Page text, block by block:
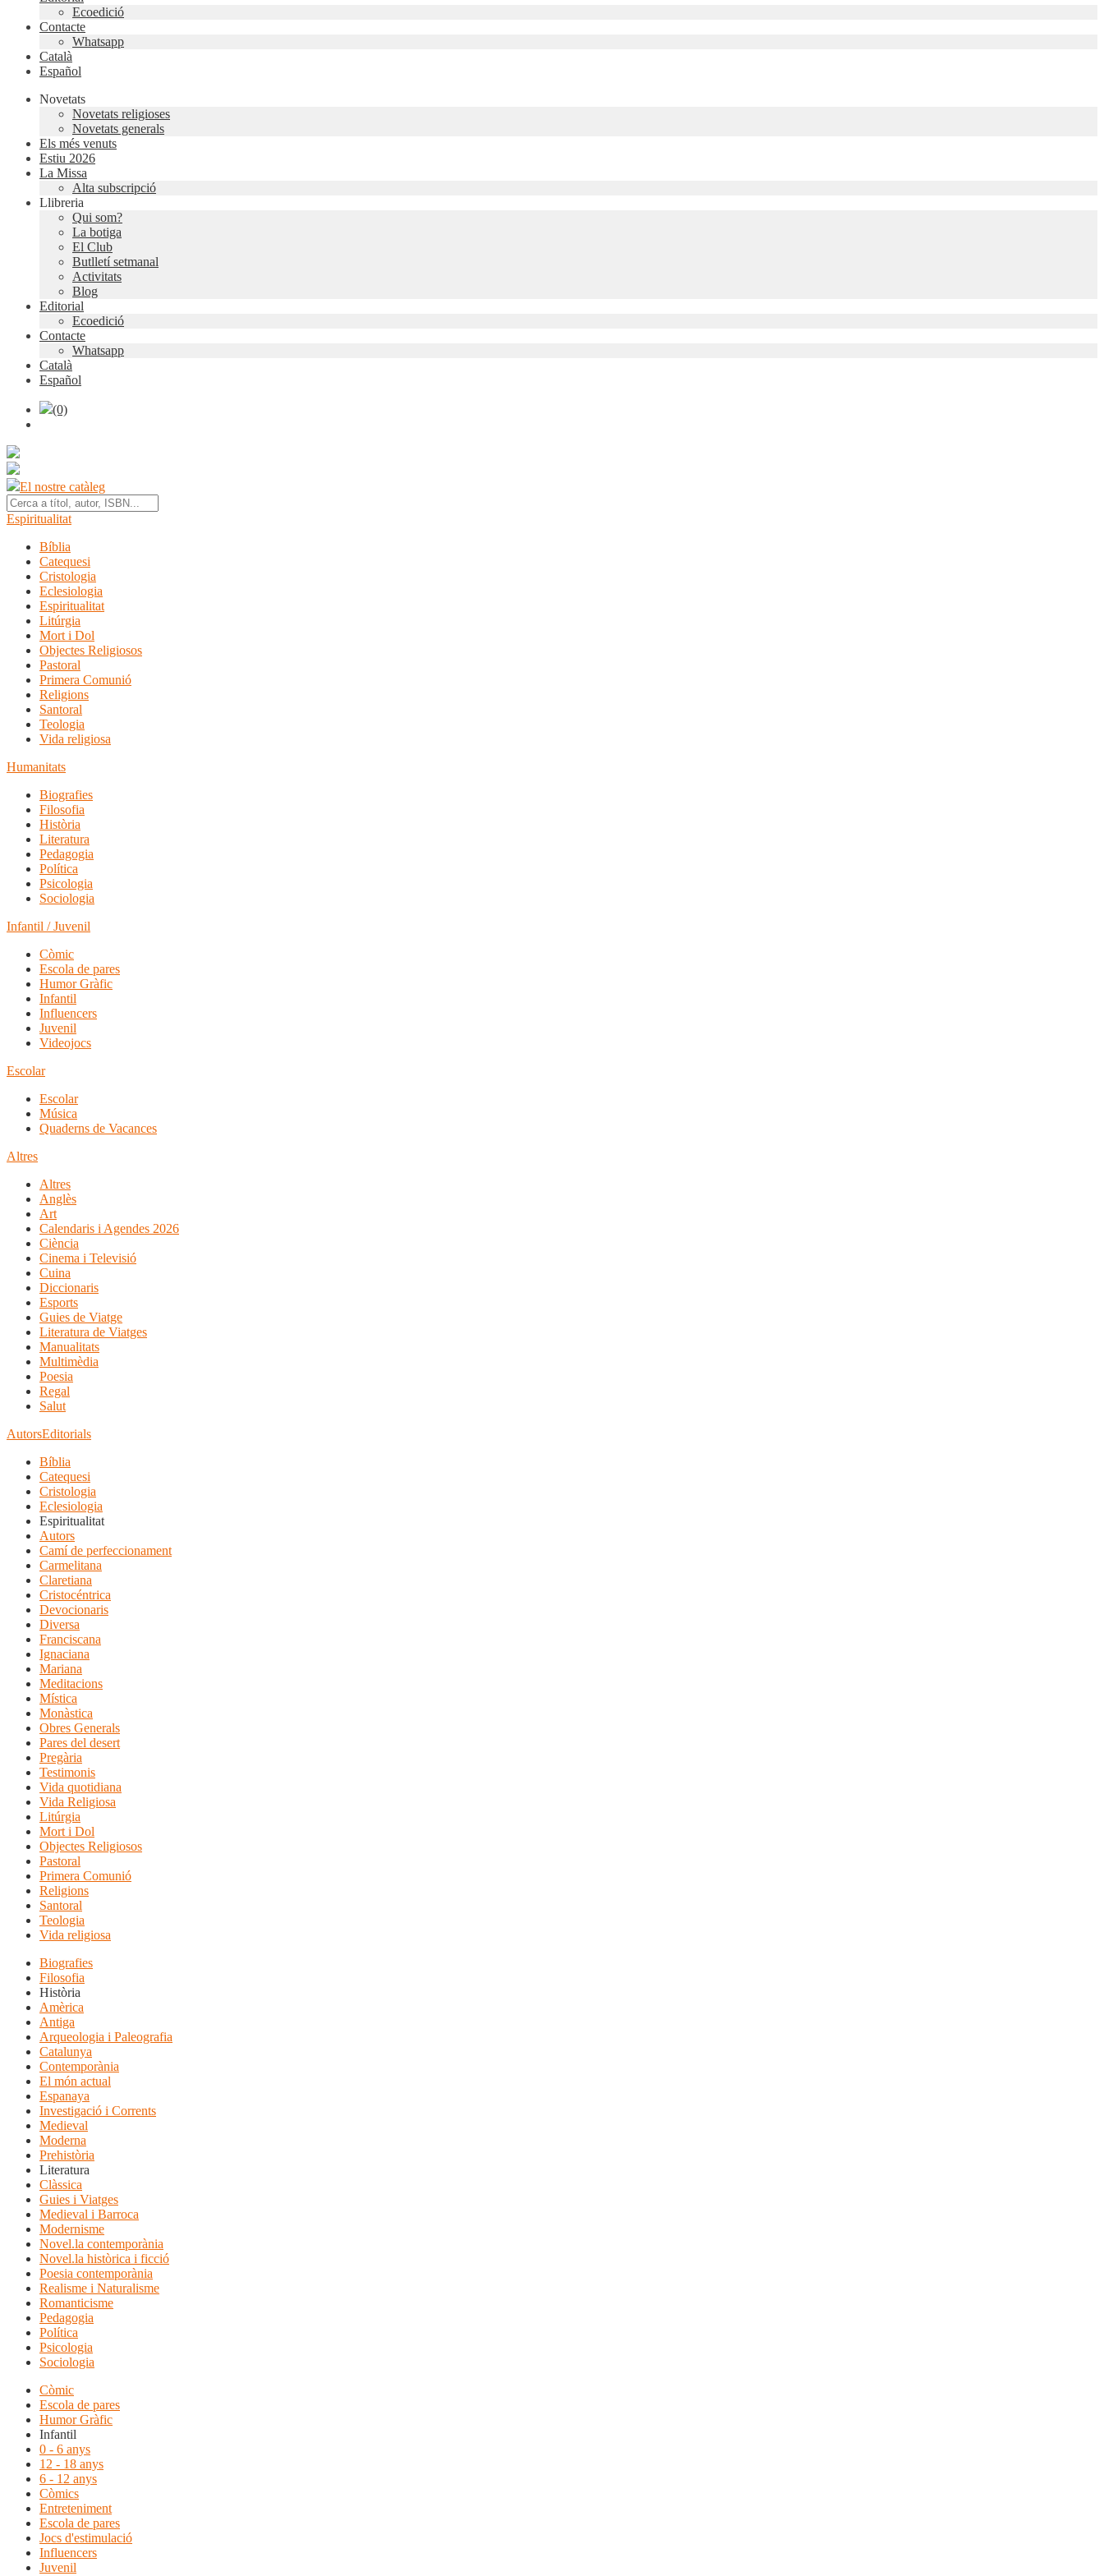
Ecoedició
Contacte
Whatsapp
Català
Español
Novetats
Novetats religioses
Novetats generals
Els més venuts
Estiu 2026
La Missa
Alta subscripció
Llibreria
Qui som?
La botiga
El Club
Butlletí setmanal
Activitats
Blog
Editorial
Ecoedició
Contacte
Whatsapp
Català
Español
(0)
El nostre catàleg
Espiritualitat
Bíblia
Catequesi
Cristologia
Eclesiologia
Espiritualitat
Litúrgia
Mort i Dol
Objectes Religiosos
Pastoral
Primera Comunió
Religions
Santoral
Teologia
Vida religiosa
Humanitats
Biografies
Filosofia
Història
Literatura
Pedagogia
Política
Psicologia
Sociologia
Infantil / Juvenil
Còmic
Escola de pares
Humor Gràfic
Infantil
Influencers
Juvenil
Videojocs
Escolar
Escolar
Música
Quaderns de Vacances
Altres
Altres
Anglès
Art
Calendaris i Agendes 2026
Ciència
Cinema i Televisió
Cuina
Diccionaris
Esports
Guies de Viatge
Literatura de Viatges
Manualitats
Multimèdia
Poesia
Regal
Salut
AutorsEditorials
Bíblia
Catequesi
Cristologia
Eclesiologia
Espiritualitat
Autors
Camí de perfeccionament
Carmelitana
Claretiana
Cristocéntrica
Devocionaris
Diversa
Franciscana
Ignaciana
Mariana
Meditacions
Mística
Monàstica
Obres Generals
Pares del desert
Pregària
Testimonis
Vida quotidiana
Vida Religiosa
Litúrgia
Mort i Dol
Objectes Religiosos
Pastoral
Primera Comunió
Religions
Santoral
Teologia
Vida religiosa
Biografies
Filosofia
Història
Amèrica
Antiga
Arqueologia i Paleografia
Catalunya
Contemporània
El món actual
Espanaya
Investigació i Corrents
Medieval
Moderna
Prehistòria
Literatura
Clàssica
Guies i Viatges
Medieval i Barroca
Modernisme
Novel.la contemporània
Novel.la històrica i ficció
Poesia contemporània
Realisme i Naturalisme
Romanticisme
Pedagogia
Política
Psicologia
Sociologia
Còmic
Escola de pares
Humor Gràfic
Infantil
0 - 6 anys
12 - 18 anys
6 - 12 anys
Còmics
Entreteniment
Escola de pares
Jocs d'estimulació
Influencers
Juvenil